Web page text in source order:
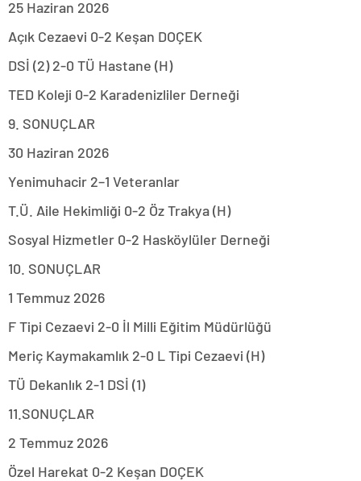
25 Haziran 2026
Açık Cezaevi 0-2 Keşan DOÇEK
DSİ (2) 2-0 TÜ Hastane (H)
TED Koleji 0-2 Karadenizliler Derneği
9. SONUÇLAR
30 Haziran 2026
Yenimuhacir 2–1 Veteranlar
T.Ü. Aile Hekimliği 0-2 Öz Trakya (H)
Sosyal Hizmetler 0-2 Hasköylüler Derneği
10. SONUÇLAR
1 Temmuz 2026
F Tipi Cezaevi 2-0 İl Milli Eğitim Müdürlüğü
Meriç Kaymakamlık 2-0 L Tipi Cezaevi (H)
TÜ Dekanlık ­2-1 DSİ (1)
11.SONUÇLAR
2 Temmuz 2026
Özel Harekat 0-2 Keşan DOÇEK